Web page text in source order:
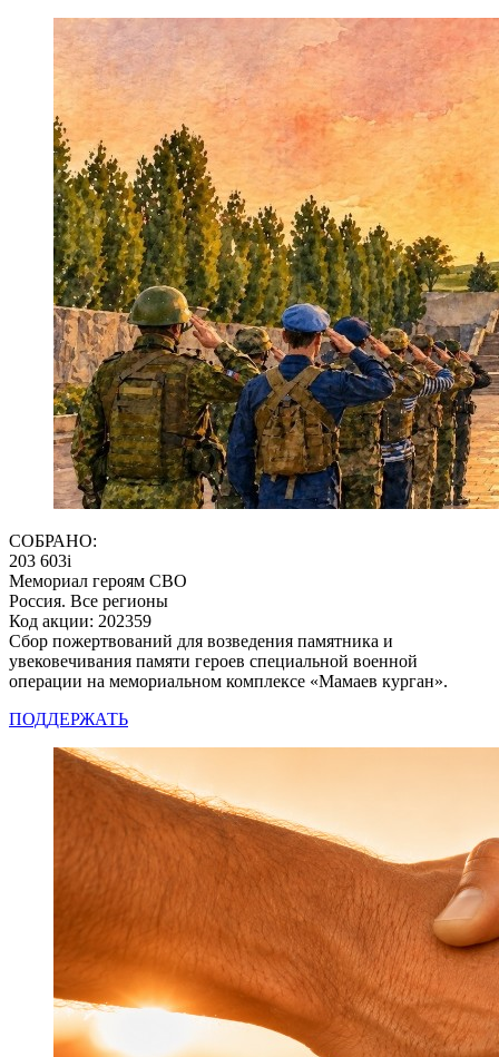
СОБРАНО:
203 603i
Мемориал героям СВО
Россия. Все регионы
Код акции: 202359
Сбор пожертвований для возведения памятника и
увековечивания памяти героев специальной военной
операции на мемориальном комплексе «Мамаев курган».
ПОДДЕРЖАТЬ